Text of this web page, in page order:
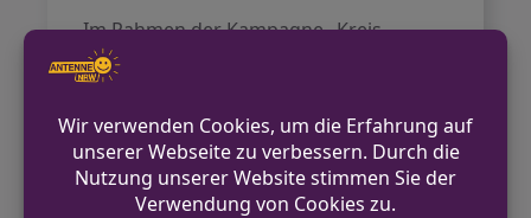
Im Rahmen der Kampagne „Kreis
Borken sieht gelb!“ wird ab dem 4.
September 2025 auf den sicheren
gehören Plakate, Informationen und
besondere Verkehrskontrollen. Ziel der
Initiative ist es, die Verkehrssicherheit
für Schulanfänger zu erhöhen. Die